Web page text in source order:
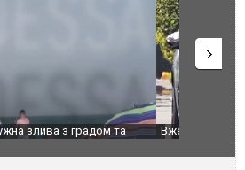
Ferrari готує оновлення
Purosangue. ВІДЕО
Вийшов
фільму